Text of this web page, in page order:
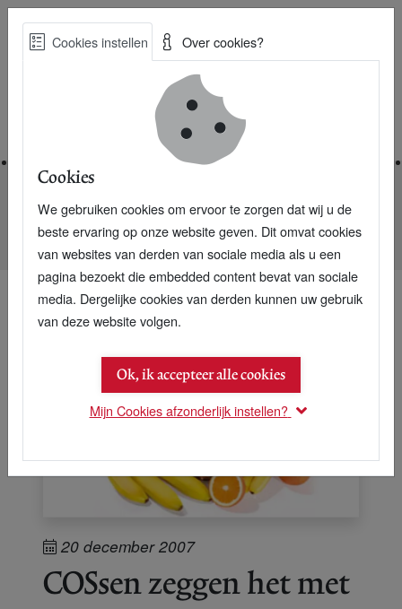
Skip
Best Practices voor een duurzame toekomst
Nieuwsarchief
COSsen zeggen het met een Fair Trade Fruitmand
20 december 2007
COSsen zeggen het met
Cookies instellen Over cookies?
Cookies
We gebruiken cookies om ervoor te zorgen dat wij u de
beste ervaring op onze website geven. Dit omvat cookies
van websites van derden van sociale media als u een
pagina bezoekt die embedded content bevat van sociale
media. Dergelijke cookies van derden kunnen uw gebruik
van deze website volgen.
Ok, ik accepteer alle cookies
Mijn Cookies afzonderlijk instellen?